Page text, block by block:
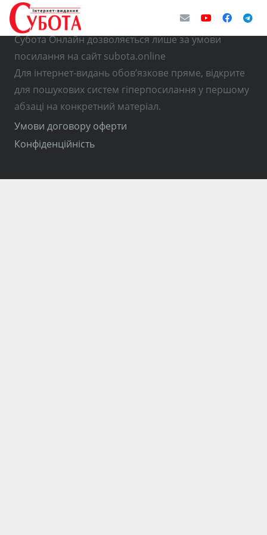
© Використання матеріалів з інтернет-видання
Субота Онлайн дозволяється лише за умови
посилання на сайт subota.online
Для інтернет-видань обов’язкове пряме, відкрите
для пошукових систем гіперпосилання у першому
абзаці на конкретний матеріал.
Умови договору оферти
Конфіденційність